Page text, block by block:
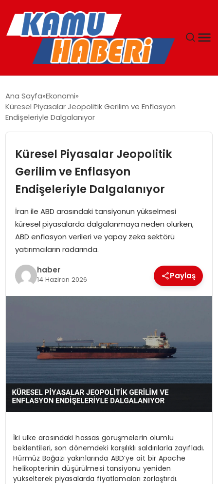
YAŞAM
EKONOMI
SPOR
TEKNOLOJI
EĞITIM
Ana Sayfa Ekonomi
Küresel Piyasalar Jeopolitik Gerilim ve Enflasyon
Endişeleriyle Dalgalanıyor
Küresel Piyasalar Jeopolitik
Gerilim ve Enflasyon
Endişeleriyle Dalgalanıyor
İran ile ABD arasındaki tansiyonun yükselmesi
küresel piyasalarda dalgalanmaya neden olurken,
ABD enflasyon verileri ve yapay zeka sektörü
yatırımcıların radarında.
haber
14 Haziran 2026 Paylaş
İki ülke arasındaki hassas görüşmelerin olumlu
beklentileri, son dönemdeki karşılıklı saldırılarla zayıfladı.
Hürmüz Boğazı yakınlarında ABD’ye ait bir Apache
helikopterinin düşürülmesi tansiyonu yeniden
yükselterek piyasalarda fiyatlamaları zorlaştırdı.